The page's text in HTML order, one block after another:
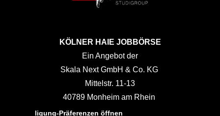
KÖLNER HAIE JOBBÖRSE
Ein Angebot der
Skala Next GmbH & Co. KG
Mittelstr. 11-13
40789 Monheim am Rhein
Einwilligung-Präferenzen öffnen